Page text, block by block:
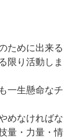
ために出来る
限り活動しま
一生懸命なチ
めなければな
量・力量・情